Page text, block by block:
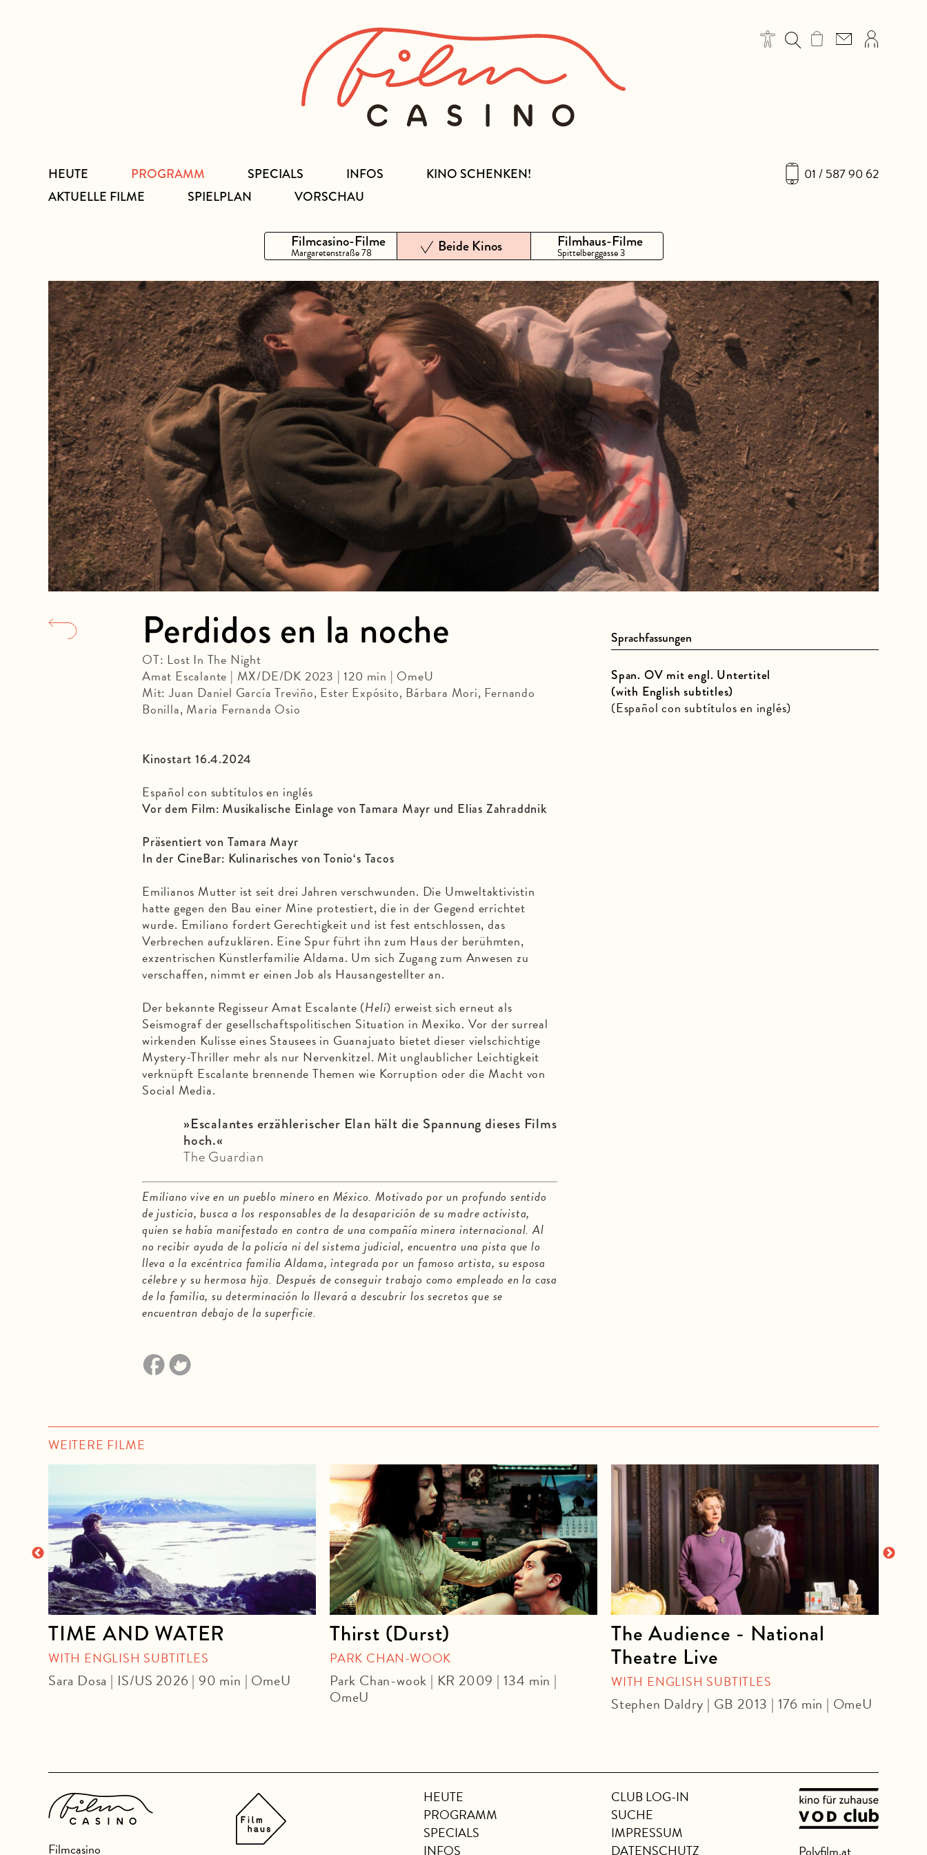
01 / 587 90 62
HEUTE
PROGRAMM
AKTUELLE FILME
SPIELPLAN VORSCHAU
SPECIALS INFOS KINO SCHENKEN!
Filmcasino-Filme
Margaretenstraße 78 Beide Kinos Filmhaus-Filme
Spittelberggasse 3
Perdidos en la noche
OT: Lost In The Night
Amat Escalante | MX/DE/DK 2023 | 120 min | OmeU
Mit: Juan Daniel García Treviño, Ester Expósito, Bárbara Mori, Fernando
Bonilla, Maria Fernanda Osio
Kinostart 16.4.2024
Español con subtítulos en inglés
Vor dem Film: Musikalische Einlage von Tamara Mayr und Elias Zahraddnik
Präsentiert von Tamara Mayr
In der CineBar: Kulinarisches von Tonio‘s Tacos
Emilianos Mutter ist seit drei Jahren verschwunden. Die Umweltaktivistin
hatte gegen den Bau einer Mine protestiert, die in der Gegend errichtet
wurde. Emiliano fordert Gerechtigkeit und ist fest entschlossen, das
Verbrechen aufzuklären. Eine Spur führt ihn zum Haus der berühmten,
exzentrischen Künstlerfamilie Aldama. Um sich Zugang zum Anwesen zu
verschaffen, nimmt er einen Job als Hausangestellter an.
Der bekannte Regisseur Amat Escalante (Heli) erweist sich erneut als
Seismograf der gesellschaftspolitischen Situation in Mexiko. Vor der surreal
wirkenden Kulisse eines Stausees in Guanajuato bietet dieser vielschichtige
Mystery-Thriller mehr als nur Nervenkitzel. Mit unglaublicher Leichtigkeit
verknüpft Escalante brennende Themen wie Korruption oder die Macht von
Social Media.
»Escalantes erzählerischer Elan hält die Spannung dieses Films
hoch.«
The Guardian
Emiliano vive en un pueblo minero en México. Motivado por un profundo sentido
de justicia, busca a los responsables de la desaparición de su madre activista,
quien se había manifestado en contra de una compañía minera internacional. Al
no recibir ayuda de la policía ni del sistema judicial, encuentra una pista que lo
lleva a la excéntrica familia Aldama, integrada por un famoso artista, su esposa
célebre y su hermosa hija. Después de conseguir trabajo como empleado en la casa
de la familia, su determinación lo llevará a descubrir los secretos que se
encuentran debajo de la superficie.
Sprachfassungen
Span. OV mit engl. Untertitel
(with English subtitles)
(Español con subtítulos en inglés)
WEITERE FILME
TIME AND WATER
WITH ENGLISH SUBTITLES
Sara Dosa | IS/US 2026 | 90 min | OmeU
Thirst (Durst)
PARK CHAN-WOOK
Park Chan-wook | KR 2009 | 134 min |
OmeU
The Audience - National
Theatre Live
WITH ENGLISH SUBTITLES
Stephen Daldry | GB 2013 | 176 min | OmeU
Filmcasino
HEUTE
PROGRAMM
SPECIALS
INFOS
CLUB LOG-IN
SUCHE
IMPRESSUM
DATENSCHUTZ
Polyfilm.at